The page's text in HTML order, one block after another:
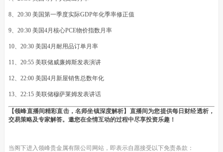
8、20:30 美国第一季度实际GDP年化季率修正值
9、20:30 美国4月核心PCE物价指数月率
10、20:30 美国4月耐用品订单月率
11、20:55 美联储威廉姆斯发表演讲
12、22:00 美国4月新屋销售总数年化
13、22:15 美联储穆萨莱姆发表讲话
【领峰直播间精彩直击，名师坐镇深度解析】直播间为您提供每日财经透析，
交易策略及专家解答。邀您在全情互动的过程中尽享投资乐趣！
当阁下进入领峰贵金属有限公司网站，即表示自愿接受以下免责条款：